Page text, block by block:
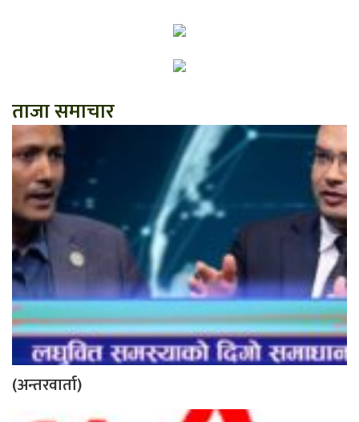
ताजा समाचार
(अन्तरवार्ता)